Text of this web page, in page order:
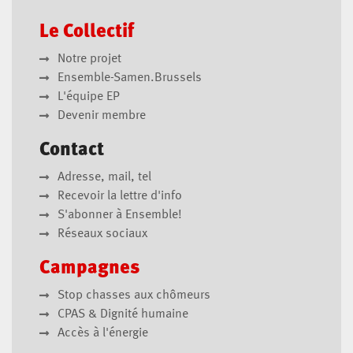
Le Collectif
Notre projet
Ensemble-Samen.Brussels
L'équipe EP
Devenir membre
Contact
Adresse, mail, tel
Recevoir la lettre d'info
S'abonner à Ensemble!
Réseaux sociaux
Campagnes
Stop chasses aux chômeurs
CPAS & Dignité humaine
Accès à l'énergie